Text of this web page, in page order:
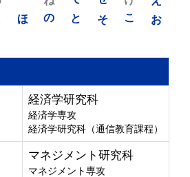
お
こ
そ
と
の
ほ
経済学研究科
経済学専攻
経済学研究科（通信教育課程）
マネジメント研究科
マネジメント専攻